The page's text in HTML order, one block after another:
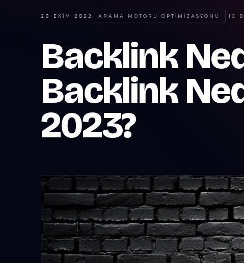
28 EKIM 2022 ARAMA MOTORU OPTIMIZASYONU · 13
Backlink
Backlink
2023?